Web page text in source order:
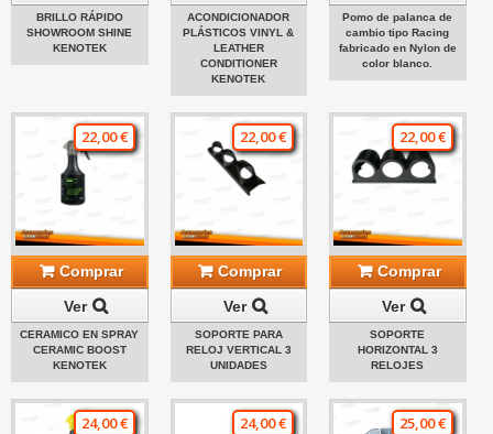
BRILLO RÁPIDO
SHOWROOM SHINE
KENOTEK
ACONDICIONADOR
PLÁSTICOS VINYL &
LEATHER
CONDITIONER
KENOTEK
Pomo de palanca de
cambio tipo Racing
fabricado en Nylon de
color blanco.
22,00 €
Comprar
Ver
CERAMICO EN SPRAY
CERAMIC BOOST
KENOTEK
22,00 €
Comprar
Ver
SOPORTE PARA
RELOJ VERTICAL 3
UNIDADES
22,00 €
Comprar
Ver
SOPORTE
HORIZONTAL 3
RELOJES
24,00 € 24,00 € 25,00 €